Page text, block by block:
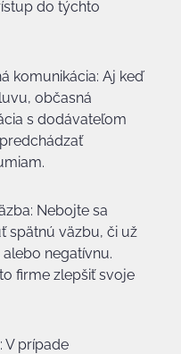
do týchto
komunikácia: Aj keď
občasná
s dodávateľom
Nebojte sa
spätnú väzbu, či už
negatívnu.
firme zlepšiť svoje
V prípade